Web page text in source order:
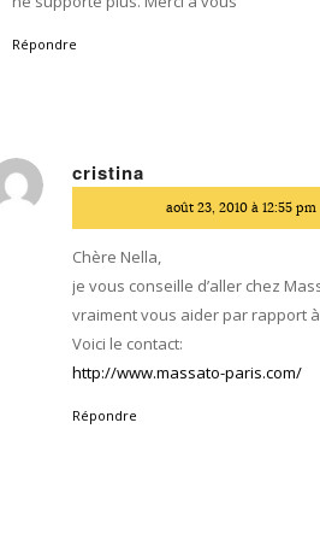
Répondre
cristina
août 23, 2010 à 12:55 pm
Chère Nella,
je vous conseille d’aller chez
vraiment vous aider par rapport
Voici le contact:
http://www.massato-paris.com/
Répondre